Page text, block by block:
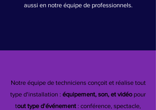
aussi en notre équipe de professionnels.
Notre équipe de techniciens conçoit et réalise tout
type d'installation : équipement, son, et vidéopour
tout type d'événement: conférence, spectacle,